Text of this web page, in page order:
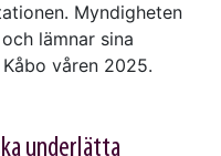
Myndigheten
lämnar sina
våren 2025.
underlätta